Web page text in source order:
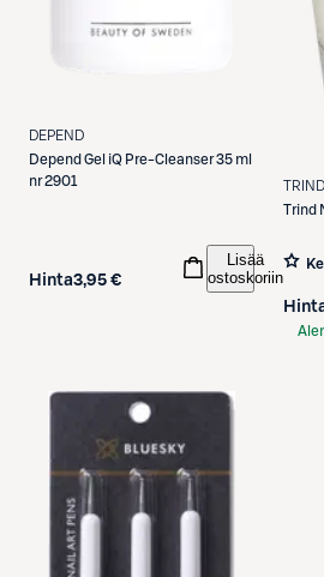
DEPEND
Depend Gel iQ Pre-Cleanser 35 ml
nr 2901
Hinta3,95 €
Lisää
ostoskoriin
TRIND
Trind